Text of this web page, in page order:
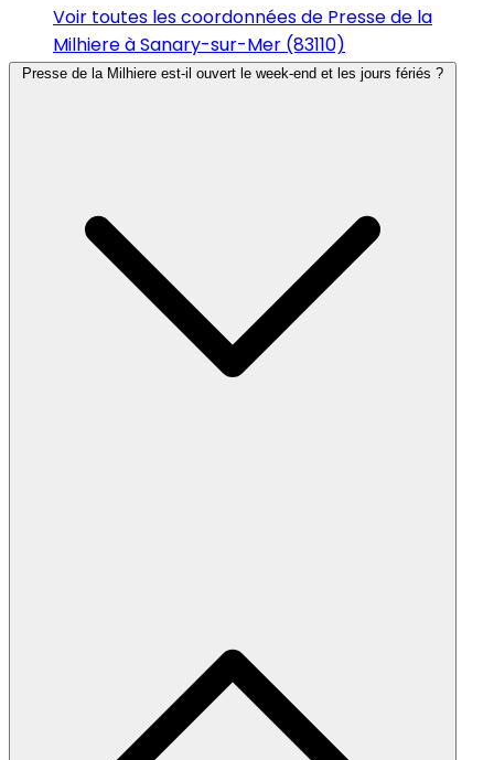
Voir toutes les coordonnées de Presse de la
Milhiere à Sanary-sur-Mer (83110)
Presse de la Milhiere est-il ouvert le week-end et les jours fériés ?